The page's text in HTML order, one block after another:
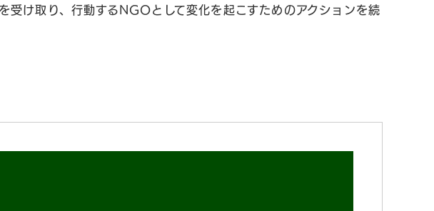
受け取り、行動するNGOとして変化を起こすためのアクションを続